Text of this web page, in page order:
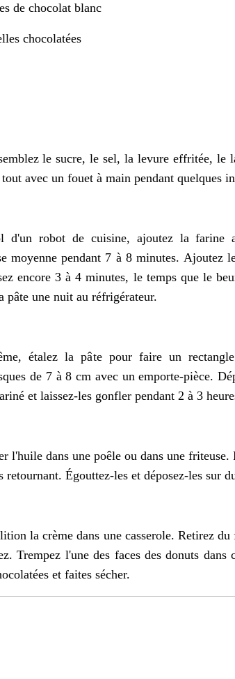
de chocolat blanc
chocolatées
le sucre, le sel, la levure effritée, le
avec un fouet à main pendant quelques
robot de cuisine, ajoutez la farine
moyenne pendant 7 à 8 minutes. Ajoutez
encore 3 à 4 minutes, le temps que le
pâte une nuit au réfrigérateur.
étalez la pâte pour faire un
de 7 à 8 cm avec un emporte-pièce.
et laissez-les gonfler pendant 2 à 3
l'huile dans une poêle ou dans une
retournant. Égouttez-les et déposez-les sur
la crème dans une casserole. Retirez
Trempez l'une des faces des donuts dans
et faites sécher.